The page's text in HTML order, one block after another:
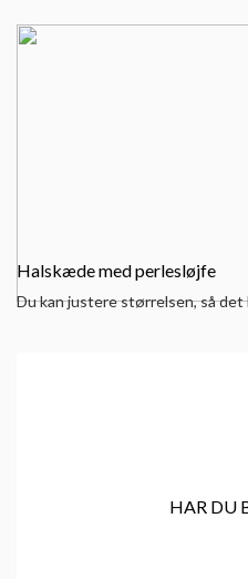
Halskæde med perlesløjfe
Du kan justere størrelsen, så det
HAR DU